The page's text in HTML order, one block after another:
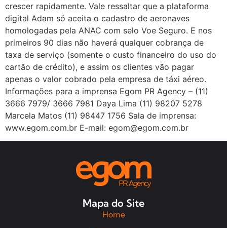
crescer rapidamente. Vale ressaltar que a plataforma
digital Adam só aceita o cadastro de aeronaves
homologadas pela ANAC com selo Voe Seguro. E nos
primeiros 90 dias não haverá qualquer cobrança de
taxa de serviço (somente o custo financeiro do uso do
cartão de crédito), e assim os clientes vão pagar
apenas o valor cobrado pela empresa de táxi aéreo.
Informações para a imprensa Egom PR Agency – (11)
3666 7979/ 3666 7981 Daya Lima (11) 98207 5278
Marcela Matos (11) 98447 1756 Sala de imprensa:
www.egom.com.br E-mail: egom@egom.com.br
Mapa do Site
Home